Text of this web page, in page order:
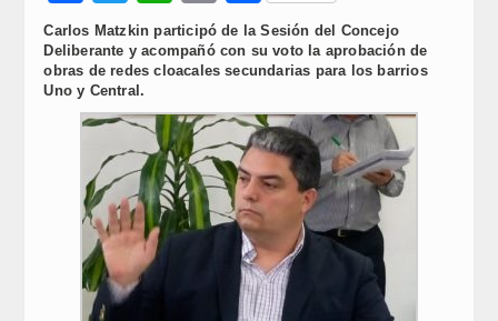
Link
Carlos Matzkin participó de la Sesión del Concejo
Deliberante y acompañó con su voto la aprobación de
obras de redes cloacales secundarias para los barrios
Uno y Central.